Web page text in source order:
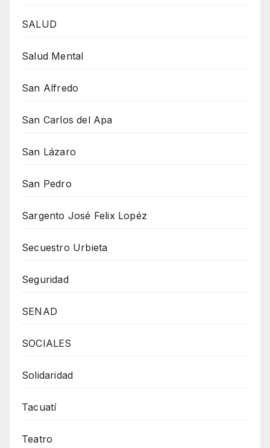
SALUD
Salud Mental
San Alfredo
San Carlos del Apa
San Lázaro
San Pedro
Sargento José Felix Lopéz
Secuestro Urbieta
Seguridad
SENAD
SOCIALES
Solidaridad
Tacuatí
Teatro